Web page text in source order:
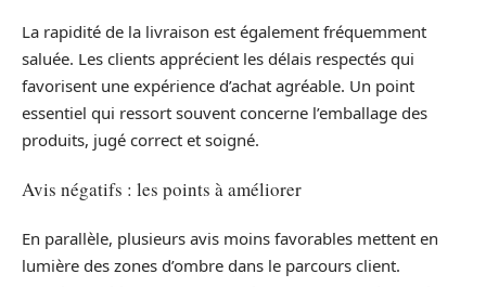
La rapidité de la livraison est également fréquemment
saluée. Les clients apprécient les délais respectés qui
favorisent une expérience d’achat agréable. Un point
essentiel qui ressort souvent concerne l’emballage des
produits, jugé correct et soigné.
Avis négatifs : les points à améliorer
En parallèle, plusieurs avis moins favorables mettent en
lumière des zones d’ombre dans le parcours client.